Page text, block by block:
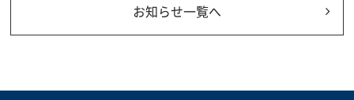
お知らせ一覧へ